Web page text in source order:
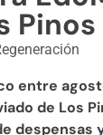
Pinos
entre
de Los
despensas